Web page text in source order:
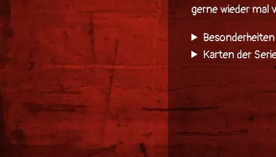
gerne wieder mal
Besonderheiten
Karten der